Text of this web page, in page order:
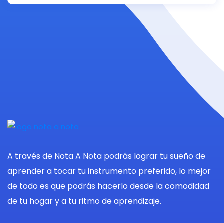
A través de Nota A Nota podrás lograr tu sueño de
aprender a tocar tu instrumento preferido, lo mejor
de todo es que podrás hacerlo desde la comodidad
de tu hogar y a tu ritmo de aprendizaje.